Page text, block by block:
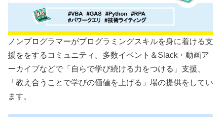
ノンプログラマーがプログラミングスキルを身に着ける支
援ををするコミュニティ。多数イベント＆Slack・動画ア
ーカイブなどで「自らで学び続ける力をつける」支援、
「教え合うことで学びの価値を上げる」場の提供をしてい
ます。